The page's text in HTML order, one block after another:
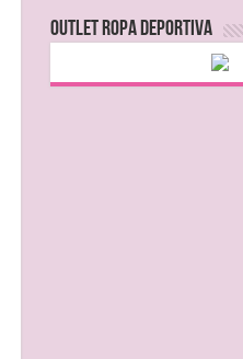
OUTLET ROPA DEPORTIVA